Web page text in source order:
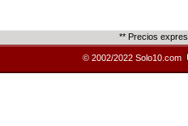
** Precios
© 2002/2022 Solo10.com